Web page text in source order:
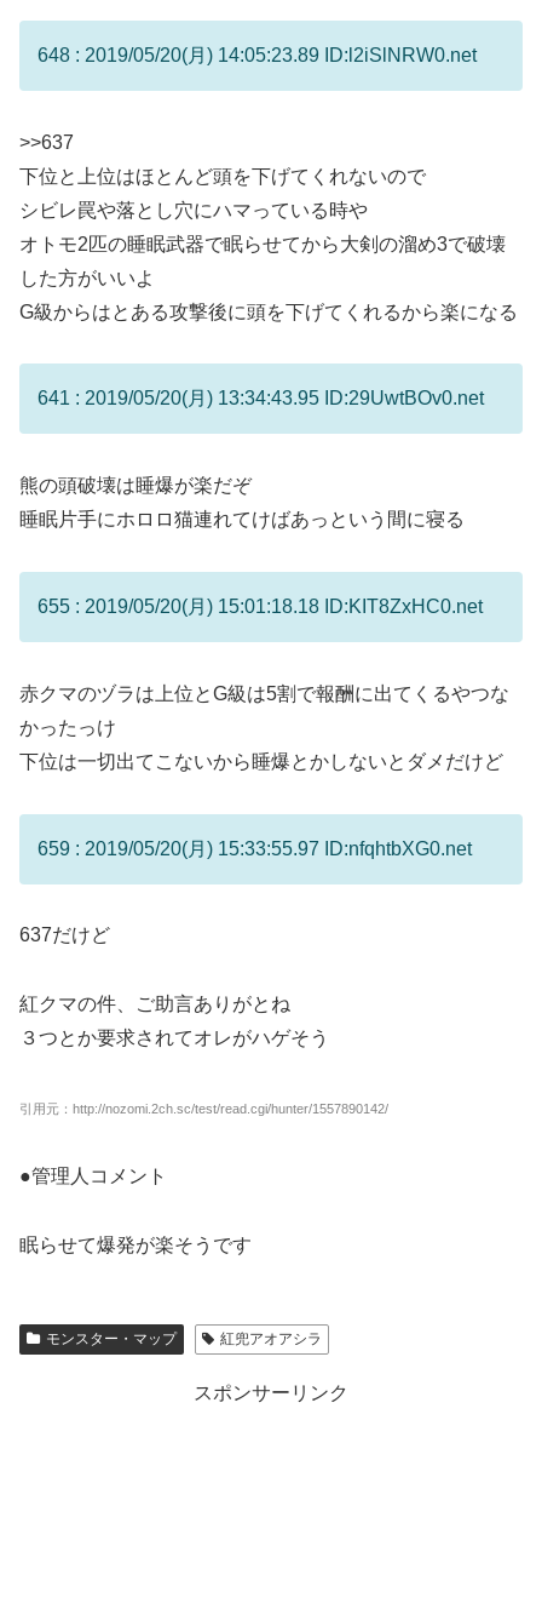
648 : 2019/05/20(月) 14:05:23.89 ID:l2iSlNRW0.net
>>637
下位と上位はほとんど頭を下げてくれないので
シビレ罠や落とし穴にハマっている時や
オトモ2匹の睡眠武器で眠らせてから大剣の溜め3で破壊
した方がいいよ
G級からはとある攻撃後に頭を下げてくれるから楽になる
641 : 2019/05/20(月) 13:34:43.95 ID:29UwtBOv0.net
熊の頭破壊は睡爆が楽だぞ
睡眠片手にホロロ猫連れてけばあっという間に寝る
655 : 2019/05/20(月) 15:01:18.18 ID:KIT8ZxHC0.net
赤クマのヅラは上位とG級は5割で報酬に出てくるやつな
かったっけ
下位は一切出てこないから睡爆とかしないとダメだけど
659 : 2019/05/20(月) 15:33:55.97 ID:nfqhtbXG0.net
637だけど
紅クマの件、ご助言ありがとね
３つとか要求されてオレがハゲそう
引用元：http://nozomi.2ch.sc/test/read.cgi/hunter/1557890142/
●管理人コメント
眠らせて爆発が楽そうです
モンスター・マップ 紅兜アオアシラ
スポンサーリンク